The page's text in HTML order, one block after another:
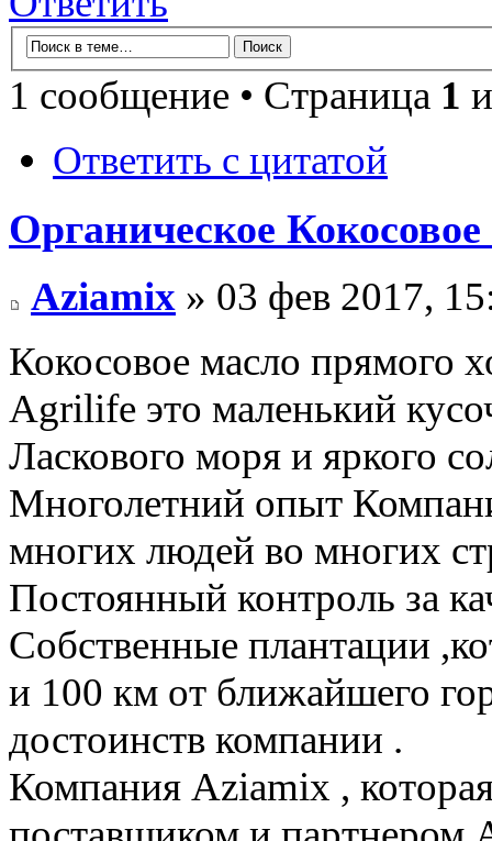
1 сообщение • Страница 1
Ответить с цитатой
Органическое
Aziamix » 03 фев 2017,
Кокосовое масло прямого
Agrilife это маленький
Ласкового моря и яркого
Многолетний опыт
многих людей во многих
Постоянный контроль за
Собственные плантации
и 100 км от ближайшего
достоинств компании .
Компания Aziamix ,